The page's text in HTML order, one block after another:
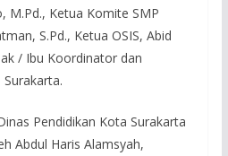
M.Pd., Ketua Komite SMP
S.Pd., Ketua OSIS, Abid
/ Ibu Koordinator dan
Pendidikan Kota Surakarta
Abdul Haris Alamsyah,